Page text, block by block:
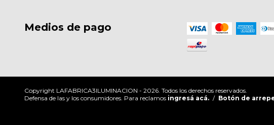
Medios de pago
Copyright LAFABRICA3ILUMINACION - 2026. Todos los derechos reservados.
Defensa de las y los consumidores. Para reclamos ingresá acá. / Botón de